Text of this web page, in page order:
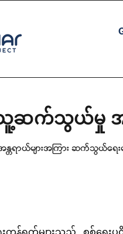
သူ့ဆက်သွယ်မှု အ
အန္တရာယ်များအကြား ဆက်သွ
ကွန်ရက်များသည် စစ်ရေး